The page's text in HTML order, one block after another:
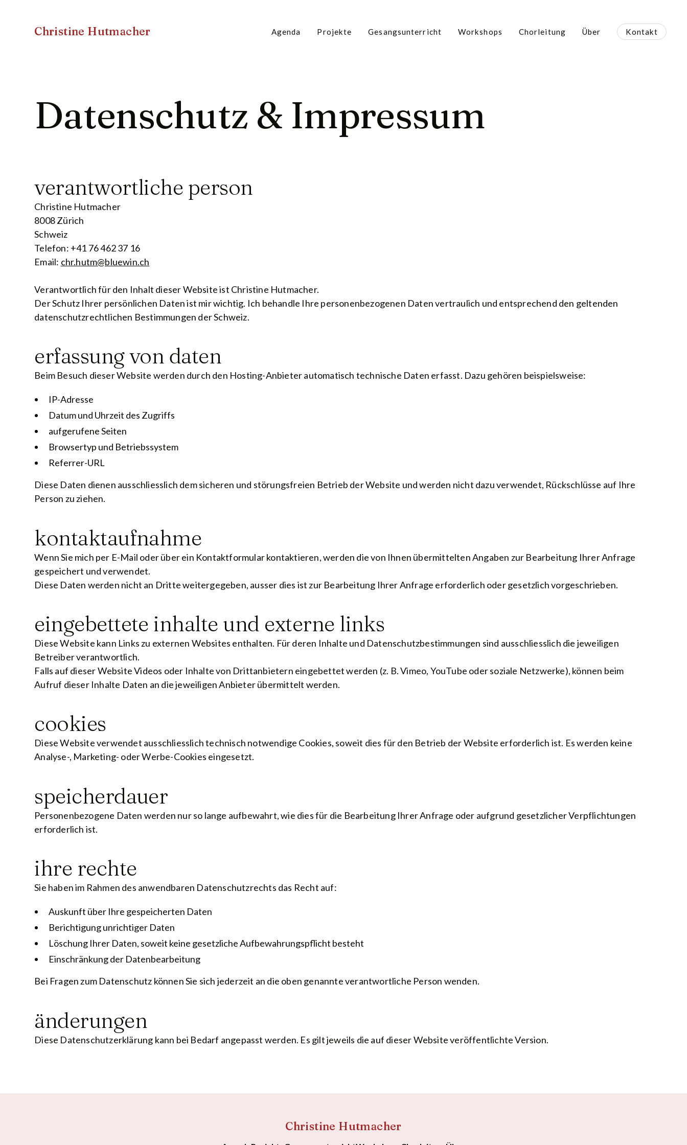
Christine Hutmacher Agenda Projekte Gesangsunterricht Workshops Chorleitung Über Kontakt
Datenschutz & Impressum
verantwortliche person
Christine Hutmacher
8008 Zürich
Schweiz
Telefon: +41 76 462 37 16
Email: chr.hutm@bluewin.ch
Verantwortlich für den Inhalt dieser Website ist Christine Hutmacher.
Der Schutz Ihrer persönlichen Daten ist mir wichtig. Ich behandle Ihre personenbezogenen Daten vertraulich und entsprechend den geltenden
datenschutzrechtlichen Bestimmungen der Schweiz.
erfassung von daten
Beim Besuch dieser Website werden durch den Hosting-Anbieter automatisch technische Daten erfasst. Dazu gehören beispielsweise:
IP-Adresse
Datum und Uhrzeit des Zugriffs
aufgerufene Seiten
Browsertyp und Betriebssystem
Referrer-URL
Diese Daten dienen ausschliesslich dem sicheren und störungsfreien Betrieb der Website und werden nicht dazu verwendet, Rückschlüsse auf Ihre
Person zu ziehen.
kontaktaufnahme
Wenn Sie mich per E-Mail oder über ein Kontaktformular kontaktieren, werden die von Ihnen übermittelten Angaben zur Bearbeitung Ihrer Anfrage
gespeichert und verwendet.
Diese Daten werden nicht an Dritte weitergegeben, ausser dies ist zur Bearbeitung Ihrer Anfrage erforderlich oder gesetzlich vorgeschrieben.
eingebettete inhalte und externe links
Diese Website kann Links zu externen Websites enthalten. Für deren Inhalte und Datenschutzbestimmungen sind ausschliesslich die jeweiligen
Betreiber verantwortlich.
Falls auf dieser Website Videos oder Inhalte von Drittanbietern eingebettet werden (z. B. Vimeo, YouTube oder soziale Netzwerke), können beim
Aufruf dieser Inhalte Daten an die jeweiligen Anbieter übermittelt werden.
cookies
Diese Website verwendet ausschliesslich technisch notwendige Cookies, soweit dies für den Betrieb der Website erforderlich ist. Es werden keine
Analyse-, Marketing- oder Werbe-Cookies eingesetzt.
speicherdauer
Personenbezogene Daten werden nur so lange aufbewahrt, wie dies für die Bearbeitung Ihrer Anfrage oder aufgrund gesetzlicher Verpflichtungen
erforderlich ist.
ihre rechte
Sie haben im Rahmen des anwendbaren Datenschutzrechts das Recht auf:
Auskunft über Ihre gespeicherten Daten
Berichtigung unrichtiger Daten
Löschung Ihrer Daten, soweit keine gesetzliche Aufbewahrungspflicht besteht
Einschränkung der Datenbearbeitung
Bei Fragen zum Datenschutz können Sie sich jederzeit an die oben genannte verantwortliche Person wenden.
änderungen
Diese Datenschutzerklärung kann bei Bedarf angepasst werden. Es gilt jeweils die auf dieser Website veröffentlichte Version.
Christine Hutmacher